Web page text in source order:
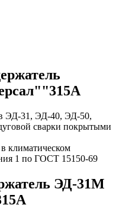
ЭД-31, ЭД-40, ЭД-50,
сварки покрытыми
климатическом
1 по ГОСТ 15150-69
ЭД-31М